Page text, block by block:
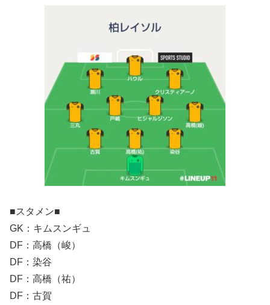
■スタメン■
GK：キムスンギュ
DF：高橋（峻）
DF：染谷
DF：高橋（祐）
DF：古賀